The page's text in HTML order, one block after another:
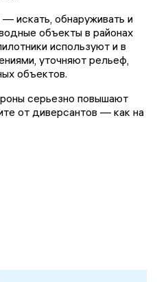
искать, обнаруживать и
объекты в районах
используют и в
уточняют рельеф,
объектов.
серьезно повышают
от диверсантов — как на